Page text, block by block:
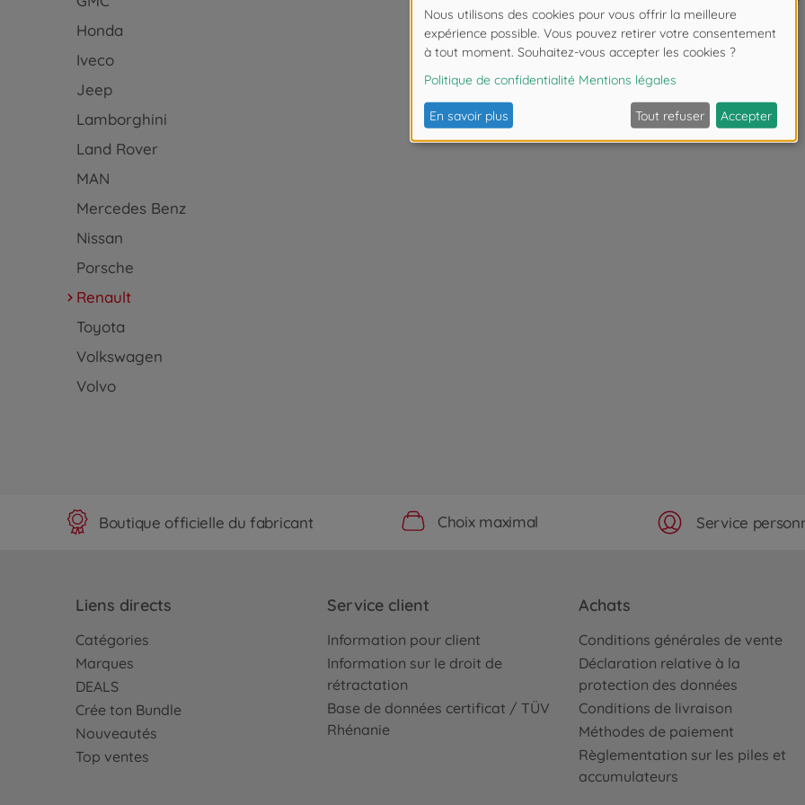
Honda
Iveco
Jeep
Lamborghini
Land Rover
MAN
Mercedes Benz
Nissan
Porsche
Renault
Toyota
Volkswagen
Volvo
Boutique officielle du fabricant Choix maximal Service
Liens directs
Catégories
Marques
DEALS
Crée ton Bundle
Nouveautés
Top ventes
Service client
Information pour client
Information sur le droit de
rétractation
Base de données certificat / TÜV
Rhénanie
Achats
Conditions générales de vente
Déclaration relative à la
protection des données
Conditions de livraison
Méthodes de paiement
Règlementation sur les piles et
accumulateurs